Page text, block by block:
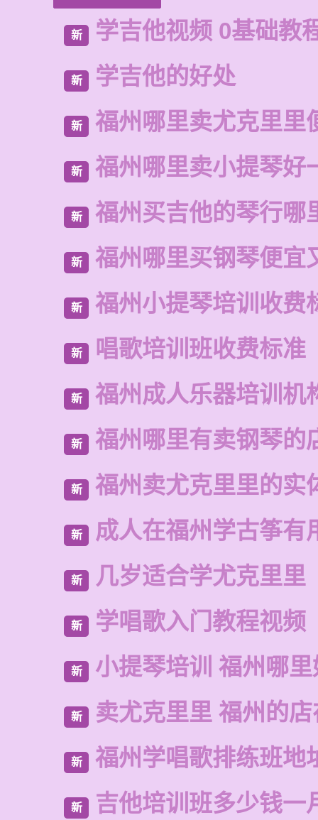
新 学吉他视频 0基础教
新 学吉他的好处
新 福州哪里卖尤克里里
新 福州哪里卖小提琴好
新 福州买吉他的琴行哪
新 福州哪里买钢琴便宜
新 福州小提琴培训收费
新 唱歌培训班收费标准
新 福州成人乐器培训机
新 福州哪里有卖钢琴的
新 福州卖尤克里里的实
新 成人在福州学古筝有
新 几岁适合学尤克里里
新 学唱歌入门教程视频
新 小提琴培训 福州哪
新 卖尤克里里 福州的
新 福州学唱歌排练班地
新 吉他培训班多少钱一